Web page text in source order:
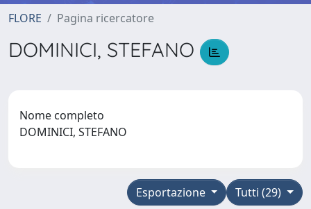
FLORE Pagina ricercatore
DOMINICI, STEFANO
Nome completo
DOMINICI, STEFANO
Tutti (29)
Esportazione